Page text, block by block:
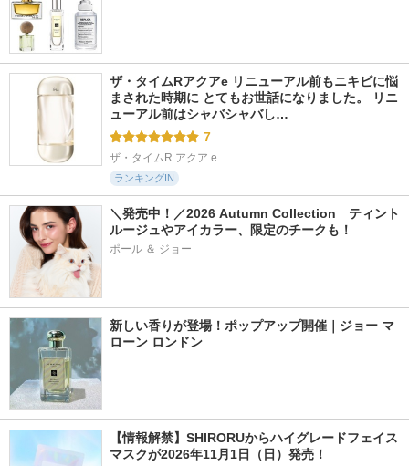
ザ・タイムRアクアe リニューアル前もニキビに悩
まされた時期に とてもお世話になりました。 リニ
ューアル前はシャバシャバし…
7
ザ・タイムR アクア e
ランキングIN
＼発売中！／2026 Autumn Collection　ティント
ルージュやアイカラー、限定のチークも！
ポール ＆ ジョー
新しい香りが登場！ポップアップ開催｜ジョー マ
ローン ロンドン
【情報解禁】SHIRORUからハイグレードフェイス
マスクが2026年11月1日（日）発売！